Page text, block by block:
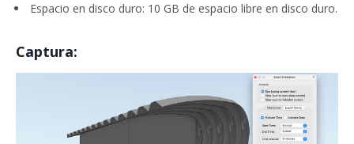
Espacio en disco duro: 10 GB de espacio libre en disco duro.
Captura: